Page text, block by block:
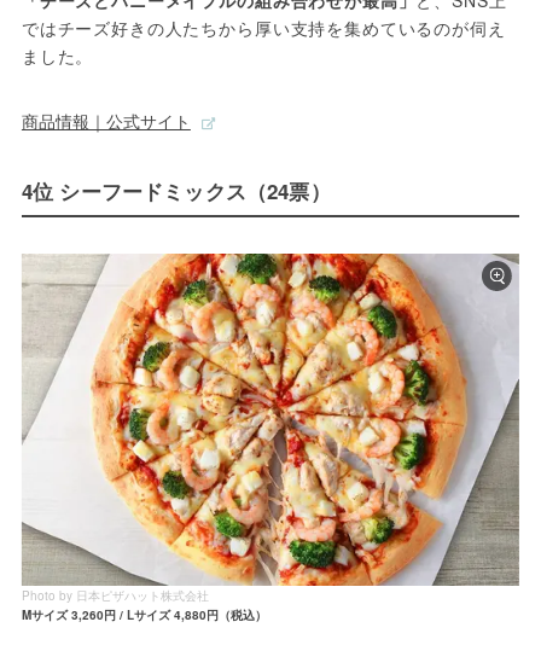
ではチーズ好きの人たちから厚い支持を集めているのが伺え
ました。
商品情報｜公式サイト
4位 シーフードミックス（24票）
Photo by 日本ピザハット株式会社
Mサイズ 3,260円 / Lサイズ 4,880円（税込）